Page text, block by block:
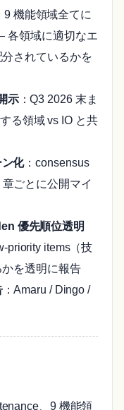
9 機能領域全てに
各領域に適切なエ
されているかを
示：Q3 2026 末ま
る領域 vs IO と共
化：consensus
ごとに公開マイ
優先順位透明
priority items（技
を透明に報告
：Amaru / Dingo /
、9 機能領